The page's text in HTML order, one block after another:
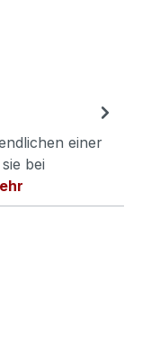
einer
bei